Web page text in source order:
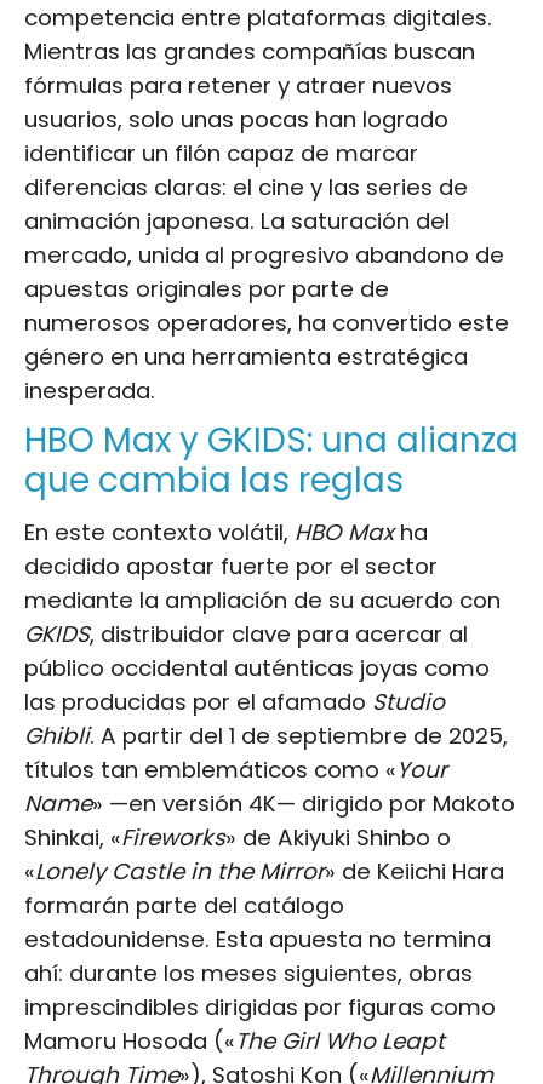
competencia entre plataformas digitales.
Mientras las grandes compañías buscan
fórmulas para retener y atraer nuevos
usuarios, solo unas pocas han logrado
identificar un filón capaz de marcar
diferencias claras: el cine y las series de
animación japonesa. La saturación del
mercado, unida al progresivo abandono de
apuestas originales por parte de
numerosos operadores, ha convertido este
género en una herramienta estratégica
inesperada.
HBO Max y GKIDS: una alianza
que cambia las reglas
En este contexto volátil, HBO Maxha
decidido apostar fuerte por el sector
mediante la ampliación de su acuerdo con
GKIDS, distribuidor clave para acercar al
público occidental auténticas joyas como
las producidas por el afamado Studio
Ghibli. A partir del 1 de septiembre de 2025,
títulos tan emblemáticos como «Your
Name» —en versión 4K— dirigido por Makoto
Shinkai, «Fireworks» de Akiyuki Shinbo o
«Lonely Castle in the Mirror» de Keiichi Hara
formarán parte del catálogo
estadounidense. Esta apuesta no termina
ahí: durante los meses siguientes, obras
imprescindibles dirigidas por figuras como
Mamoru Hosoda («The Girl Who Leapt
Through Time»), Satoshi Kon («Millennium